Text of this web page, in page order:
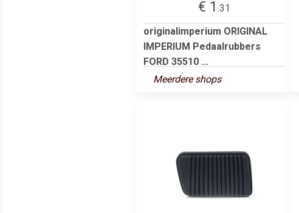
€ 1 .31
originalimperium ORIGINAL
IMPERIUM Pedaalrubbers
FORD 35510 ...
Meerdere shops